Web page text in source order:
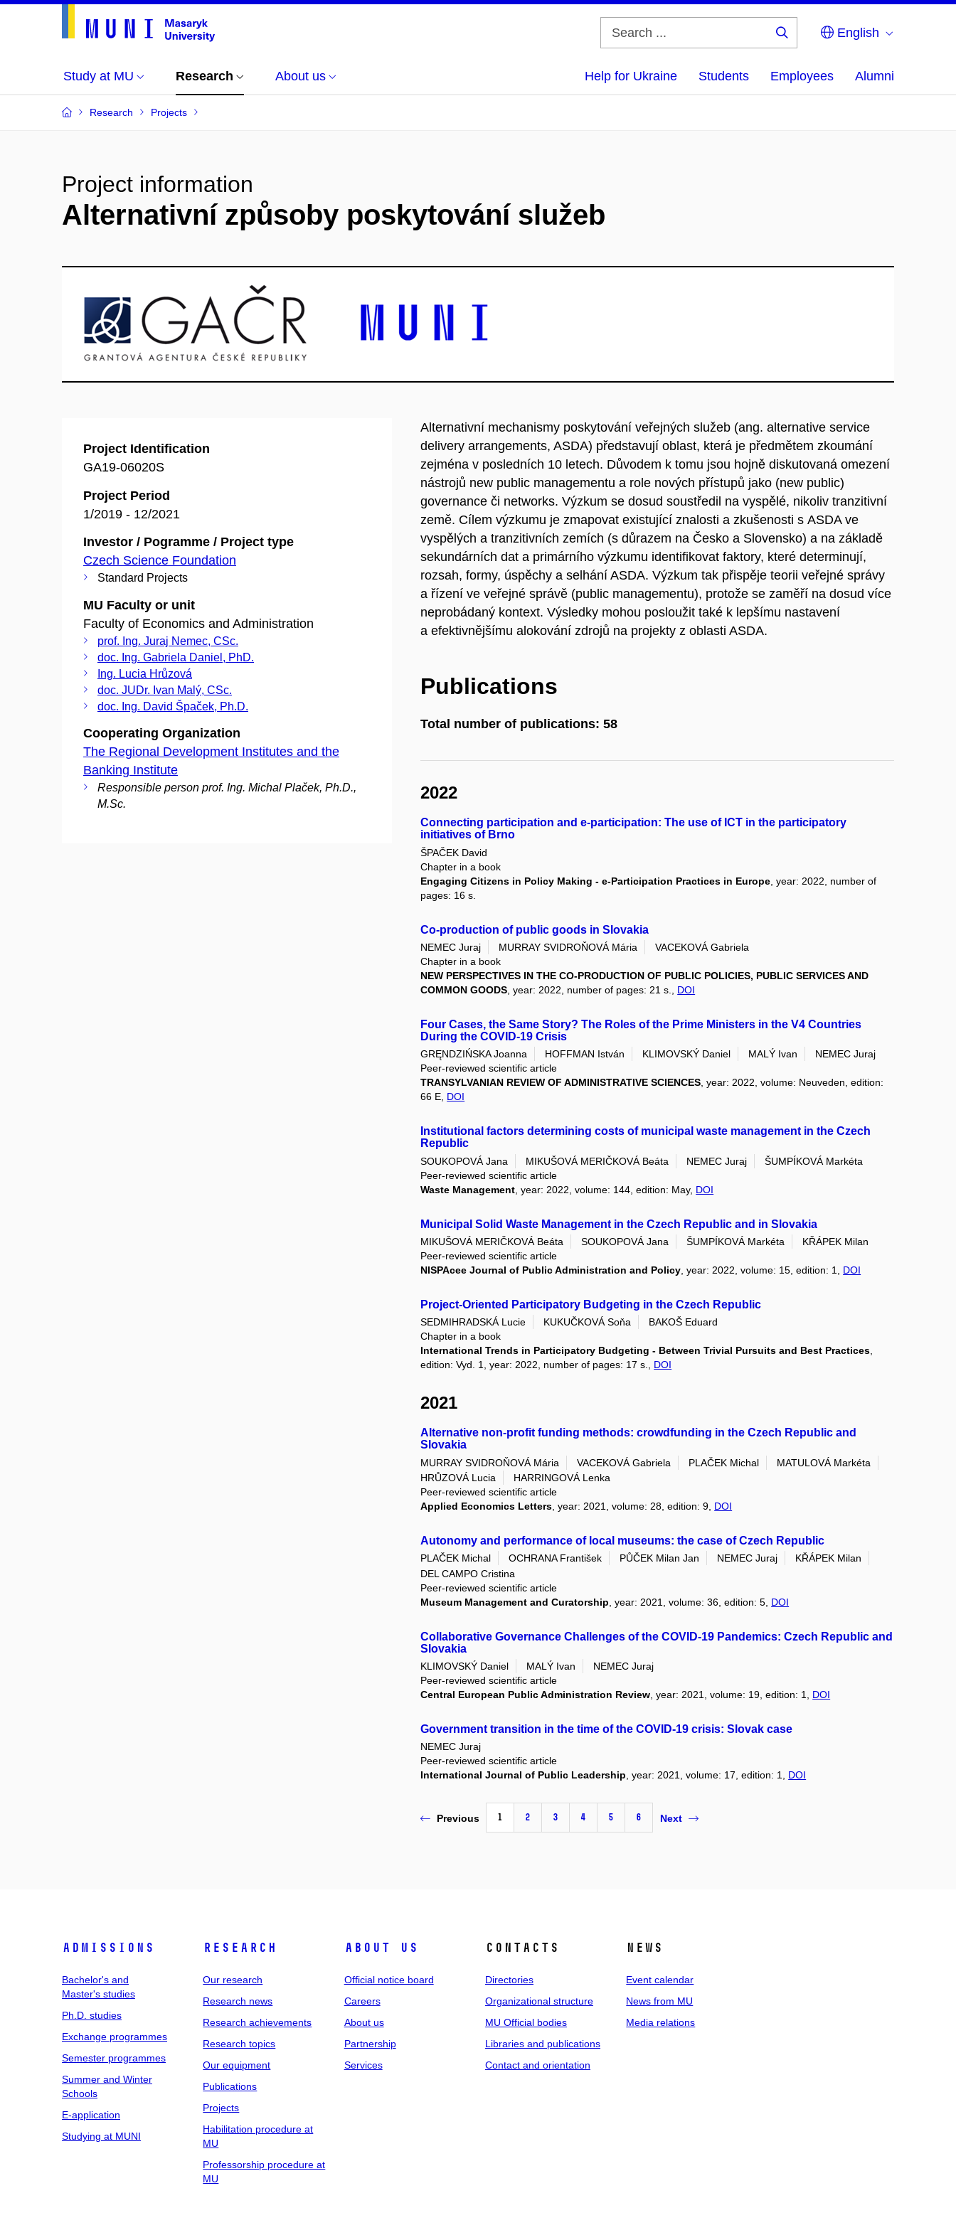
English
Study at MU Research About us Help for Ukraine Students Employees Alumni
Research Projects
Project information
Alternativní způsoby poskytování služeb
Project Identification
GA19-06020S
Project Period
1/2019 - 12/2021
Investor / Pogramme / Project type
Czech Science Foundation
Standard Projects
MU Faculty or unit
Faculty of Economics and Administration
prof. Ing. Juraj Nemec, CSc.
doc. Ing. Gabriela Daniel, PhD.
Ing. Lucia Hrůzová
doc. JUDr. Ivan Malý, CSc.
doc. Ing. David Špaček, Ph.D.
Cooperating Organization
The Regional Development Institutes and the
Banking Institute
Responsible person prof. Ing. Michal Plaček, Ph.D.,
M.Sc.
Alternativní mechanismy poskytování veřejných služeb (ang. alternative service
delivery arrangements, ASDA) představují oblast, která je předmětem zkoumání
zejména v posledních 10 letech. Důvodem k tomu jsou hojně diskutovaná omezení
nástrojů new public managementu a role nových přístupů jako (new public)
governance či networks. Výzkum se dosud soustředil na vyspělé, nikoliv tranzitivní
země. Cílem výzkumu je zmapovat existující znalosti a zkušenosti s ASDA ve
vyspělých a tranzitivních zemích (s důrazem na Česko a Slovensko) a na základě
sekundárních dat a primárního výzkumu identifikovat faktory, které determinují,
rozsah, formy, úspěchy a selhání ASDA. Výzkum tak přispěje teorii veřejné správy
a řízení ve veřejné správě (public managementu), protože se zaměří na dosud více
neprobádaný kontext. Výsledky mohou posloužit také k lepšímu nastavení
a efektivnějšímu alokování zdrojů na projekty z oblasti ASDA.
Publications
Total number of publications: 58
2022
Connecting participation and e-participation: The use of ICT in the participatory
initiatives of Brno
ŠPAČEK David
Chapter in a book
Engaging Citizens in Policy Making - e-Participation Practices in Europe , year: 2022, number of
pages: 16 s.
Co-production of public goods in Slovakia
NEMEC Juraj MURRAY SVIDROŇOVÁ Mária
VACEKOVÁ Gabriela
Chapter in a book
NEW PERSPECTIVES IN THE CO-PRODUCTION OF PUBLIC POLICIES, PUBLIC SERVICES AND
COMMON GOODS , year: 2022, number of pages: 21 s., DOI
Four Cases, the Same Story? The Roles of the Prime Ministers in the V4 Countries
During the COVID-19 Crisis
GRĘNDZIŃSKA Joanna HOFFMAN István KLIMOVSKÝ Daniel MALÝ Ivan
NEMEC Juraj
Peer-reviewed scientific article
TRANSYLVANIAN REVIEW OF ADMINISTRATIVE SCIENCES, year: 2022, volume: Neuveden, edition:
66 E, DOI
Institutional factors determining costs of municipal waste management in the Czech
Republic
SOUKOPOVÁ Jana MIKUŠOVÁ MERIČKOVÁ Beáta NEMEC Juraj
ŠUMPÍKOVÁ Markéta
Peer-reviewed scientific article
Waste Management , year: 2022, volume: 144, edition: May, DOI
Municipal Solid Waste Management in the Czech Republic and in Slovakia
MIKUŠOVÁ MERIČKOVÁ Beáta SOUKOPOVÁ Jana ŠUMPÍKOVÁ Markéta
KŘÁPEK Milan
Peer-reviewed scientific article
NISPAcee Journal of Public Administration and Policy , year: 2022, volume: 15, edition: 1, DOI
Project-Oriented Participatory Budgeting in the Czech Republic
SEDMIHRADSKÁ Lucie KUKUČKOVÁ Soňa
BAKOŠ Eduard
Chapter in a book
International Trends in Participatory Budgeting - Between Trivial Pursuits and Best Practices
edition: Vyd. 1, year: 2022, number of pages: 17 s., DOI
2021
Alternative non-profit funding methods: crowdfunding in the Czech Republic and
Slovakia
MURRAY SVIDROŇOVÁ Mária VACEKOVÁ Gabriela PLAČEK Michal
MATULOVÁ Markéta
HRŮZOVÁ Lucia
HARRINGOVÁ Lenka
Peer-reviewed scientific article
Applied Economics Letters , year: 2021, volume: 28, edition: 9, DOI
Autonomy and performance of local museums: the case of Czech Republic
PLAČEK Michal OCHRANA František PŮČEK Milan Jan NEMEC Juraj
KŘÁPEK Milan
DEL CAMPO Cristina
Peer-reviewed scientific article
Museum Management and Curatorship , year: 2021, volume: 36, edition: 5, DOI
Collaborative Governance Challenges of the COVID-19 Pandemics: Czech Republic and
Slovakia
KLIMOVSKÝ Daniel MALÝ Ivan
NEMEC Juraj
Peer-reviewed scientific article
Central European Public Administration Review , year: 2021, volume: 19, edition: 1, DOI
Government transition in the time of the COVID-19 crisis: Slovak case
NEMEC Juraj
Peer-reviewed scientific article
International Journal of Public Leadership , year: 2021, volume: 17, edition: 1, DOI
Previous 1 2 3 4 5 6 Next
Admissions
Bachelor's and
Master's studies
Ph.D. studies
Exchange programmes
Semester programmes
Summer and Winter
Schools
E-application
Studying at MUNI
Research
Our research
Research news
Research achievements
Research topics
Our equipment
Publications
Projects
Habilitation procedure at
MU
Professorship procedure at
MU
About us
Official notice board
Careers
About us
Partnership
Services
Contacts
Directories
Organizational structure
MU Official bodies
Libraries and publications
Contact and orientation
News
Event calendar
News from MU
Media relations